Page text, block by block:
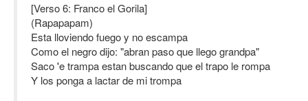
[Verso 6: Franco el Gorila]
(Rapapapam)
Esta lloviendo fuego y no escampa
Como el negro dijo: "abran paso que llego grandpa"
Saco 'e trampa estan buscando que el trapo le rompa
Y los ponga a lactar de mi trompa